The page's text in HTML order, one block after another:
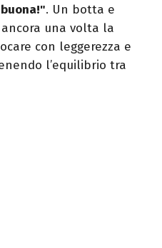
. Un botta e
una volta la
con leggerezza e
l’equilibrio tra